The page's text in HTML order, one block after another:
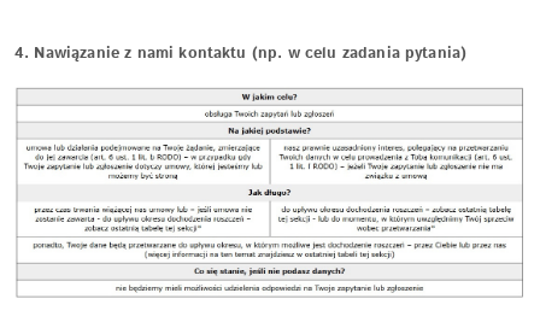
4. Nawiązanie z nami kontaktu (np. w celu zadania pytania)